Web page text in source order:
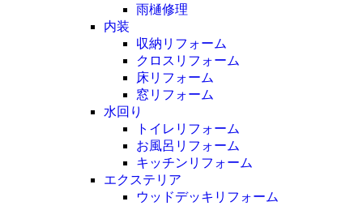
雨樋修理
内装
収納リフォーム
クロスリフォーム
床リフォーム
窓リフォーム
水回り
トイレリフォーム
お風呂リフォーム
キッチンリフォーム
エクステリア
ウッドデッキリフォーム